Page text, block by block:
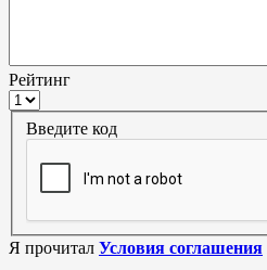
Рейтинг
Введите код
Я прочитал Условия соглашения